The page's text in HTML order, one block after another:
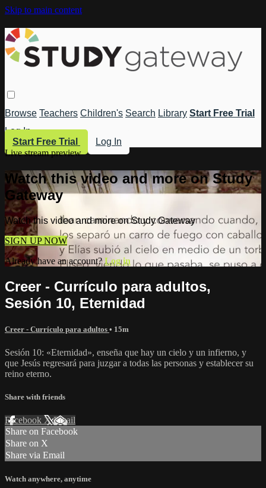
Skip to main content
Browse Teachers Children's Search Library Start Free Trial
Log In
Start Free Trial
Log In
Live stream preview
Watch this video and more on Study
Gateway
Watch this video and more on Study Gateway
SIGN UP NOW
Already have an account?Log in
Creer - Currículo para adultos,
Sesión 10, Eternidad
Creer - Currículo para adultos • 15m
Sesión 10: «Eternidad», enseña que hay un cielo y un infierno, y
que Jesús regresará para juzgar a todas las personas y establecer su
reino eterno.
Share with friends
Facebook XEmail
Share on Facebook
Share on X
Share via Email
Watch anywhere, anytime